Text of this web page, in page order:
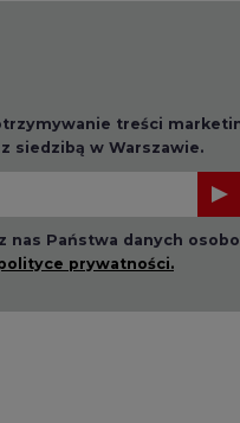
treści
siedzibą w Warszawie.
Państwa danych
prywatności.